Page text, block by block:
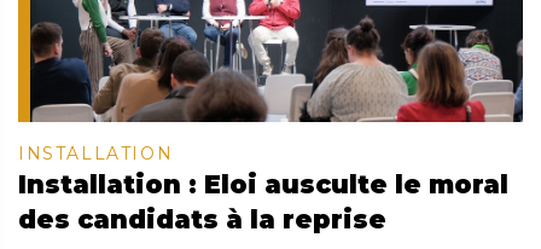
INSTALLATION
Installation : Eloi ausculte le moral
des candidats à la reprise